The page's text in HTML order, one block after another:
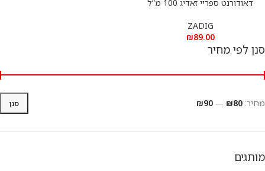
דאודורנט ספריי זאדיג 100 מ”ל
ZADIG
₪89.00
סנן לפי מחיר
סנן מחיר: ₪80
—
₪90
מותגים